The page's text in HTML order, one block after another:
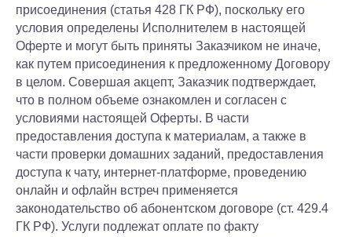
присоединения (статья 428 ГК РФ), поскольку его
условия определены Исполнителем в настоящей
Оферте и могут быть приняты Заказчиком не иначе,
как путем присоединения к предложенному Договору
в целом. Совершая акцепт, Заказчик подтверждает,
что в полном объеме ознакомлен и согласен с
условиями настоящей Оферты. В части
предоставления доступа к материалам, а также в
части проверки домашних заданий, предоставления
доступа к чату, интернет-платформе, проведению
онлайн и офлайн встреч применяется
законодательство об абонентском договоре (ст. 429.4
ГК РФ). Услуги подлежат оплате по факту